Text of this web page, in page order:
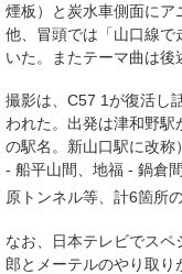
煙板）と炭水車側面にア
他、冒頭では「山口線
いた。またテーマ曲は後
撮影は、C57 1が復活し
われた。出発は津和野
の駅名。新山口駅に改
- 船平山間、地福 - 鍋倉
原トンネル等、計6箇所
なお、日本テレビでス
郎とメーテルのやり取